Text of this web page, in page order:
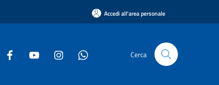
Accedi all'area personale
Cerca